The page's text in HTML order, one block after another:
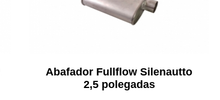
Abafador Fullflow Silenautto
2,5 polegadas